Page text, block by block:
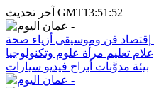
آخر تحديث GMT13:51:52
إقتصاد فن وموسيقى أزياء صحة
إعلام تعليم مرأة علوم وتكنولوجيا
بيئة مدوَّنات أبراج فيديو سيارات